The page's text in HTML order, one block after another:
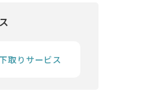
取りサービス